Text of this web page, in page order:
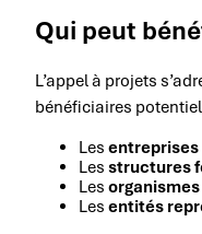
Qui peut
L’appel à projets
bénéficiaires
Les entreprises
Les structures
Les
Les entités